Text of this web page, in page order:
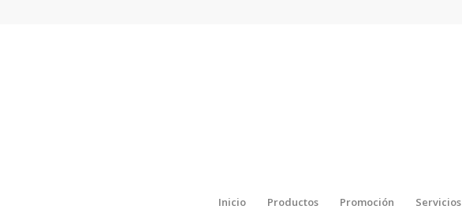
Inicio Productos Promoción Servicios